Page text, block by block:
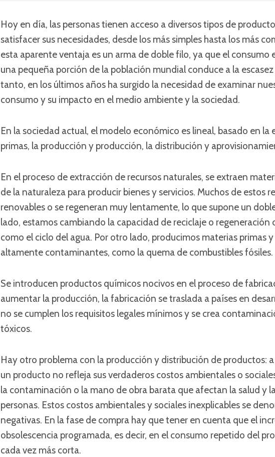
Hoy en día, las personas tienen acceso a diversos tipos de
satisfacer sus necesidades, desde los más simples hasta los más
esta aparente ventaja es un arma de doble filo, ya que el consumo
una pequeña porción de la población mundial conduce a la escasez
tanto, en los últimos años ha surgido la necesidad de examinar
consumo y su impacto en el medio ambiente y la sociedad.
En la sociedad actual, el modelo económico es lineal, basado en
primas, la producción y producción, la distribución y
En el proceso de extracción de recursos naturales, se extraen
de la naturaleza para producir bienes y servicios. Muchos de estos
renovables o se regeneran muy lentamente, lo que supone un
lado, estamos cambiando la capacidad de reciclaje o regeneración
como el ciclo del agua. Por otro lado, producimos materias primas
altamente contaminantes, como la quema de combustibles fósiles.
Se introducen productos químicos nocivos en el proceso de
aumentar la producción, la fabricación se traslada a países en
no se cumplen los requisitos legales mínimos y se crea
tóxicos.
Hay otro problema con la producción y distribución de productos:
un producto no refleja sus verdaderos costos ambientales o
la contaminación o la mano de obra barata que afectan la salud y
personas. Estos costos ambientales y sociales inexplicables se
negativas. En la fase de compra hay que tener en cuenta que el
obsolescencia programada, es decir, en el consumo repetido del
cada vez más corta.